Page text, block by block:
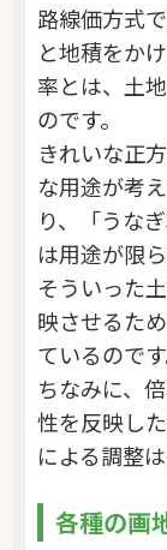
路線価方式
と地積をか
率とは、土
のです。
きれいな正
な用途が考
り、「うな
は用途が限
そういった
映させるた
ているのです
ちなみに、
性を反映し
による調整
各種の画